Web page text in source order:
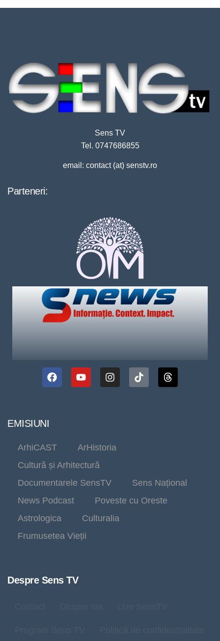
Sens TV
Tel. 0747686855
email: contact (at) senstv.ro
Parteneri:
EMISIUNI
ArhiCAST
ArHistoria
Cultură și Arhitectură
Documentarele SensTV
Sens Național
News Podcast
Poveste cu Oreste
Astrologica
Culturalia
Frumusetea Vieții
Despre Sens TV